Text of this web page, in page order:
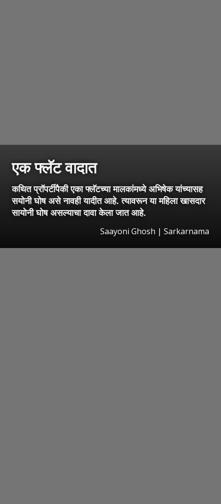
एक फ्लॅट वादात
कथित प्रॉपर्टीपैकी एका फ्लॅटच्या मालकांमध्ये अभिषेक यांच्यासह
सयोनी घोष असे नावही यादीत आहे. त्यावरून या महिला खासदार
सायोनी घोष असल्याचा दावा केला जात आहे.
Saayoni Ghosh | Sarkarnama